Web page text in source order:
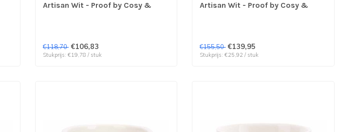
Artisan Wit - Proof by Cosy &
€118,70 €106,83
Stukprijs: €19,78 / stuk
Artisan Wit - Proof by Cosy &
€155,50 €139,95
Stukprijs: €25,92 / stuk